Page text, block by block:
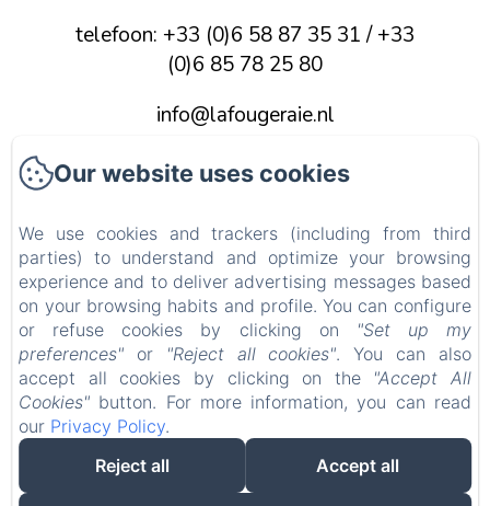
telefoon: +33 (0)6 58 87 35 31 / +33
(0)6 85 78 25 80
info@lafougeraie.nl
Home
Foto's
Contact
Wettelijke informatie
EN
FR NL
Our website uses cookies
We use cookies and trackers (including from third
parties) to understand and optimize your browsing
experience and to deliver advertising messages based
on your browsing habits and profile. You can configure
or refuse cookies by clicking on
"Set up my
preferences" or "Reject all cookies". You can also
accept all cookies by clicking on the "Accept All
Cookies" button. For more information, you can read
our Privacy Policy.
Reject all
Accept all